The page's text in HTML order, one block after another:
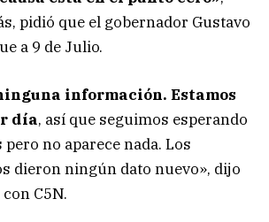
pidió que el gobernador Gustavo
a 9 de Julio.
información. Estamos
día, así que seguimos esperando
no aparece nada. Los
dieron ningún dato nuevo», dijo
C5N.